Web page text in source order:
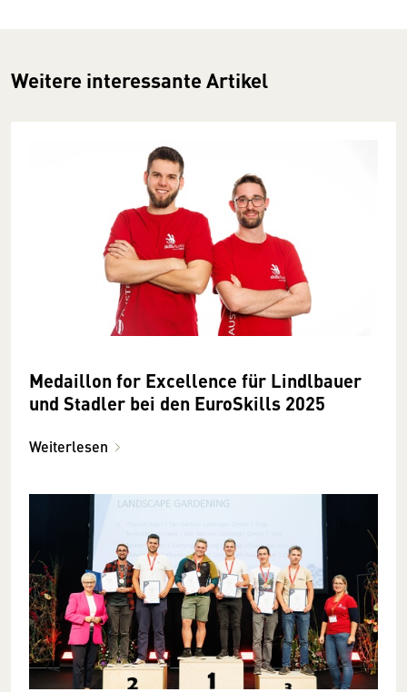
Weitere interessante Artikel
Medaillon for Excellence für Lindlbauer
und Stadler bei den EuroSkills 2025
Weiterlesen